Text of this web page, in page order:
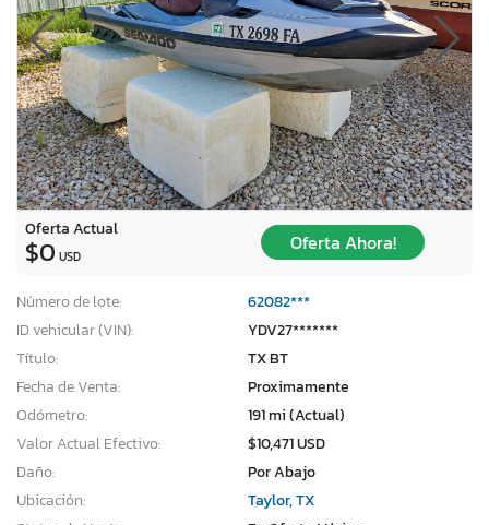
Oferta Actual
$0 USD
Oferta Ahora!
Número de lote:
62082***
ID vehicular (VIN):
YDV27*******
Título:
TX BT
Fecha de Venta:
Proximamente
Odómetro:
191 mi (Actual)
Valor Actual Efectivo:
$10,471 USD
Daño:
Por Abajo
Ubicación:
Taylor, TX